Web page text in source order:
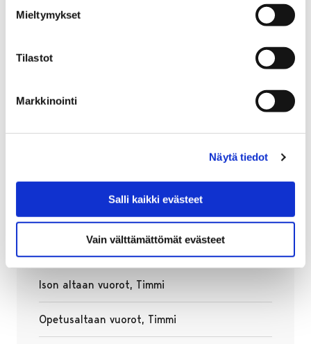
Mieltymykset
Tilastot
Markkinointi
Näytä tiedot
Salli kaikki evästeet
Vain välttämättömät evästeet
kahluuallas sekä vesiliukumäki. Altaiden lisäksi hallissa
hengelle.
Kahvila Päivänsäde
Ison altaan vuorot, Timmi
Avautuu uudessa välilehdessä
Opetusaltaan vuorot, Timmi
Avautuu uudessa välilehdessä